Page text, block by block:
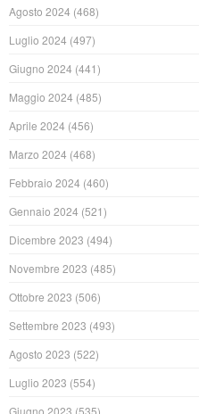
Agosto 2024 (468)
Luglio 2024 (497)
Giugno 2024 (441)
Maggio 2024 (485)
Aprile 2024 (456)
Marzo 2024 (468)
Febbraio 2024 (460)
Gennaio 2024 (521)
Dicembre 2023 (494)
Novembre 2023 (485)
Ottobre 2023 (506)
Settembre 2023 (493)
Agosto 2023 (522)
Luglio 2023 (554)